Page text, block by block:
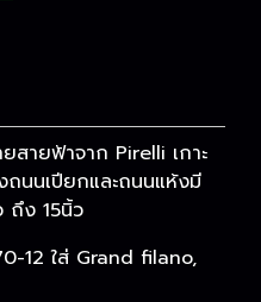
สายฟ้าจาก Pirelli เกาะ
นนเปียกและถนนแห้งมี
ถึง 15นิ้ว
12 ใส่ Grand filano,